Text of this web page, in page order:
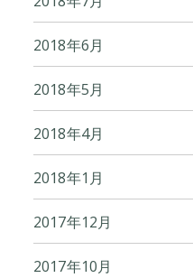
2018年6月
2018年5月
2018年4月
2018年1月
2017年12月
2017年10月